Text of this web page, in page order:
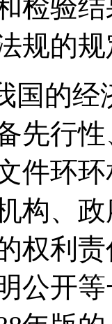
检验
规的
国的经
先行
件环
构、
权利
公开